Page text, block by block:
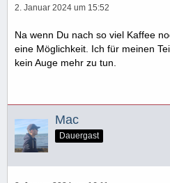
2. Januar 2024 um 15:52
Na wenn Du nach so viel Kaffee
eine Möglichkeit. Ich für meinen
kein Auge mehr zu tun.
Mac
Dauergast